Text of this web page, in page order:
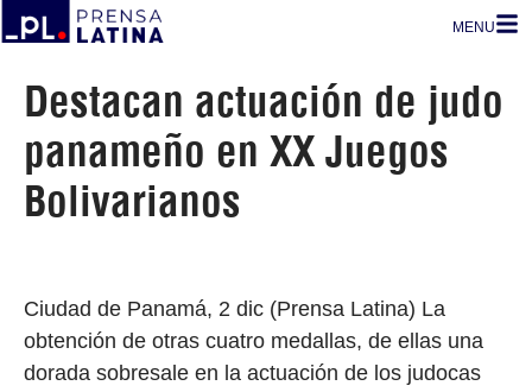
MENU
Destacan actuación de judo
panameño en XX Juegos
Bolivarianos
Ciudad de Panamá, 2 dic (Prensa Latina) La
obtención de otras cuatro medallas, de ellas una
dorada sobresale en la actuación de los judocas